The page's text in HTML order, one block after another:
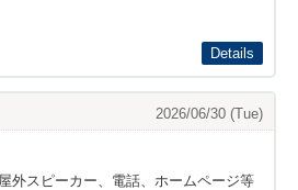
Details
2026/06/30 (Tue)
外スピーカー、電話、ホームページ等